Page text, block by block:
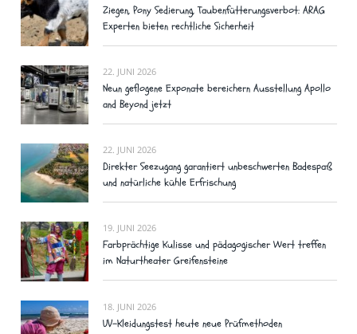
Ziegen, Pony Sedierung, Taubenfütterungsverbot: ARAG
Experten bieten rechtliche Sicherheit
22. JUNI 2026
Neun geflogene Exponate bereichern Ausstellung Apollo
and Beyond jetzt
22. JUNI 2026
Direkter Seezugang garantiert unbeschwerten Badespaß
und natürliche kühle Erfrischung
19. JUNI 2026
Farbprächtige Kulisse und pädagogischer Wert treffen
im Naturtheater Greifensteine
18. JUNI 2026
UV-Kleidungstest heute neue Prüfmethoden